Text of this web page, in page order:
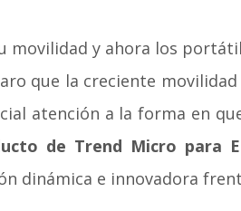
y ahora los
que la creciente
atención a la forma en
de Trend Micro para
dinámica e innovadora